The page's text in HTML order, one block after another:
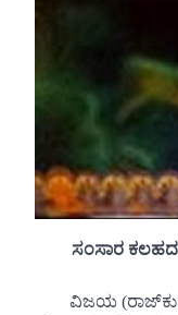
ಸಂಸಾರ ಕಲಹದ
ವಿಜಯ